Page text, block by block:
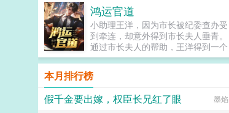
个，而只要身为卡牌的他死亡，他就
能解除植物人状态从现实世界里醒
来，相应的疾病也会自动痊愈。苏沅
不断地成为卡牌，又不断地死遁。卡
牌圈最近接连发生了几件大事。先是
那个横空出世的黑马突然恋爱了，谈
得还是极其罕见的人牌恋，有了个哑
巴小卡牌妻子。就在众人终于找到可
以嘲讽的点齐齐嘲讽时，上一秒还带
人都当他是窝囊废殊不知旧王避退，
新王低头，唯有一头潜龙，一飞冲
天！！！...
鸿运官道
小助理王洋，因为市长被纪委查办受
到牵连，却意外得到市长夫人垂青。
通过市长夫人的帮助，王洋得到一个
u盘，里面记载了众多不为人知的秘
密。从此，王洋官运亨通，红颜不
断，从小助理一路扶摇而上，直入云
霄！...
本月排行榜
假千金要出嫁，权臣长兄红了眼
墨焰